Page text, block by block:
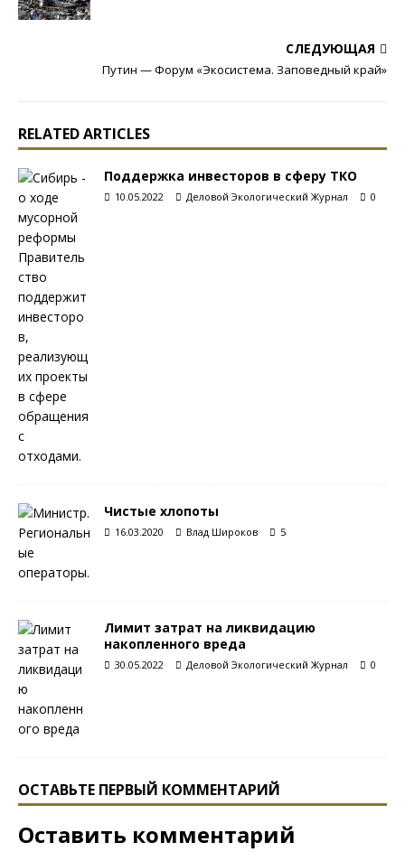
СЛЕДУЮЩАЯ
Путин — Форум «Экосистема. Заповедный край»
RELATED ARTICLES
Поддержка инвесторов в сферу ТКО
10.05.2022 Деловой Экологический Журнал 0
Чистые хлопоты
16.03.2020 Влад Широков 5
Лимит затрат на ликвидацию
накопленного вреда
30.05.2022 Деловой Экологический Журнал 0
ОСТАВЬТЕ ПЕРВЫЙ КОММЕНТАРИЙ
Оставить комментарий